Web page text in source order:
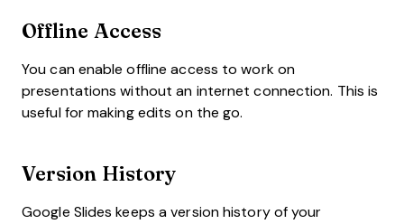
Offline Access
You can enable offline access to work on
presentations without an internet connection. This is
useful for making edits on the go.
Version History
Google Slides keeps a version history of your